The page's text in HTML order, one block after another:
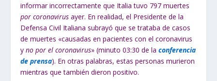
informar incorrectamente que Italia tuvo 797 muertes
por coronavirus ayer. En realidad, el Presidente de la
Defensa Civil Italiana subrayó que se trataba de casos
de muertes «causadas en pacientes con el coronavirus
yno por el coronavirus» (minuto 03:30 de la conferencia
de prensa). En otras palabras, estas personas murieron
mientras que también dieron positivo.